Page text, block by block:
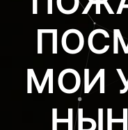
МОИ